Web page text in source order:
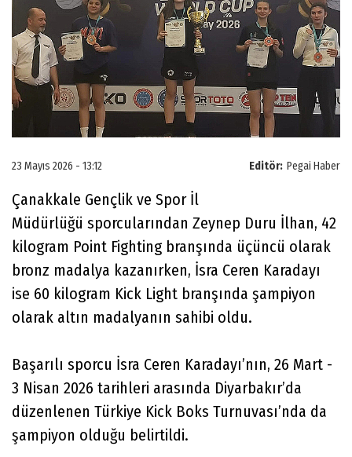
Editör: Pegai Haber
23 Mayıs 2026 - 13:12
Çanakkale Gençlik ve Spor İl
Müdürlüğü sporcularından Zeynep Duru İlhan, 42
kilogram Point Fighting branşında üçüncü olarak
bronz madalya kazanırken, İsra Ceren Karadayı
ise 60 kilogram Kick Light branşında şampiyon
olarak altın madalyanın sahibi oldu.
Başarılı sporcu İsra Ceren Karadayı’nın, 26 Mart -
3 Nisan 2026 tarihleri arasında Diyarbakır’da
düzenlenen Türkiye Kick Boks Turnuvası’nda da
şampiyon olduğu belirtildi.